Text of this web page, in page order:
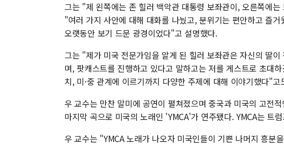
그는 "제 왼쪽에는 존 힐러 백악관 대통령 보좌관이, 오른쪽에
"여러 가지 사안에 대해 대화를 나눴고, 분위기는 편안하고 즐
오랫동안 보기 드문 광경이었다"고 설명했다.
그는 "제가 미국 전문가임을 알게 된 힐러 보좌관은 자신의 딸
며, 팟캐스트를 진행하고 있다고 말하고는 저를 게스트로 초대
치, 미·중 관계에 이르기까지 다양한 주제에 대해 이야기했다"고
우 교수는 만찬 말미에 공연이 펼쳐졌으며 중국과 미국의 고전
마지막 곡으로 미국의 노래인 'YMCA'가 연주됐다. YMCA는 트
우 교수는 "YMCA 노래가 나오자 미국인들이 기쁜 나머지 흥분